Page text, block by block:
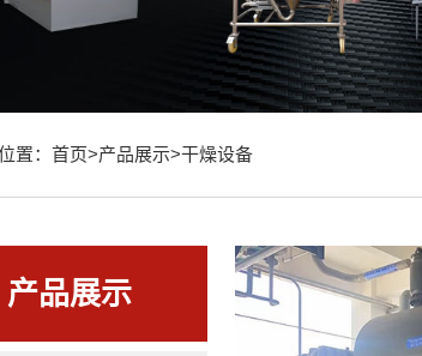
置：首页>产品展示>干燥设备
产品展示